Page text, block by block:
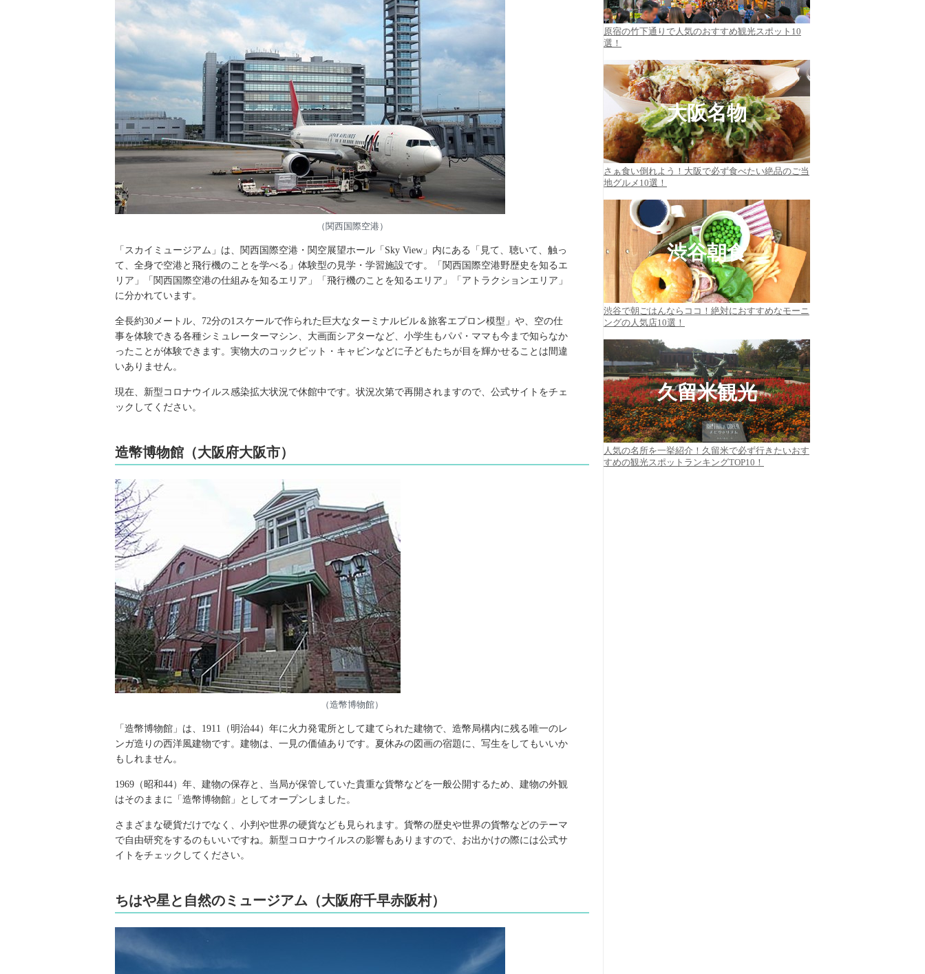
（関西国際空港）
「スカイミュージアム」は、関西国際空港・関空展望ホール「Sky View」内にある「見て、聴いて、触っ
て、全身で空港と飛行機のことを学べる」体験型の見学・学習施設です。「関西国際空港野歴史を知るエ
リア」「関西国際空港の仕組みを知るエリア」「飛行機のことを知るエリア」「アトラクションエリア」
に分かれています。
全長約30メートル、72分の1スケールで作られた巨大なターミナルビル＆旅客エプロン模型」や、空の仕
事を体験できる各種シミュレーターマシン、大画面シアターなど、小学生もパパ・ママも今まで知らなか
ったことが体験できます。実物大のコックピット・キャビンなどに子どもたちが目を輝かせることは間違
いありません。
現在、新型コロナウイルス感染拡大状況で休館中です。状況次第で再開されますので、公式サイトをチェ
ックしてください。
造幣博物館（大阪府大阪市）
（造幣博物館）
「造幣博物館」は、1911（明治44）年に火力発電所として建てられた建物で、造幣局構内に残る唯一のレ
ンガ造りの西洋風建物です。建物は、一見の価値ありです。夏休みの図画の宿題に、写生をしてもいいか
もしれません。
1969（昭和44）年、建物の保存と、当局が保管していた貴重な貨幣などを一般公開するため、建物の外観
はそのままに「造幣博物館」としてオープンしました。
さまざまな硬貨だけでなく、小判や世界の硬貨なども見られます。貨幣の歴史や世界の貨幣などのテーマ
で自由研究をするのもいいですね。新型コロナウイルスの影響もありますので、お出かけの際には公式サ
イトをチェックしてください。
ちはや星と自然のミュージアム（大阪府千早赤阪村）
原宿の竹下通りで人気のおすすめ観光スポット10
選！
大阪名物
さぁ食い倒れよう！大阪で必ず食べたい絶品のご当
地グルメ10選！
渋谷朝食
渋谷で朝ごはんならココ！絶対におすすめなモーニ
ングの人気店10選！
久留米観光
人気の名所を一挙紹介！久留米で必ず行きたいおす
すめの観光スポットランキングTOP10！